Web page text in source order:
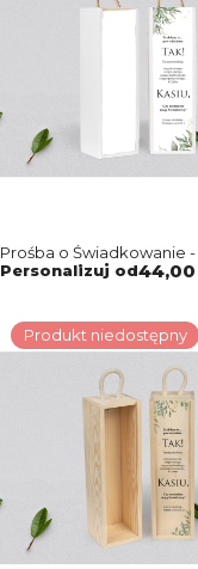
Prośba o Świadkowanie -
biała Leaves Motyw 3
Personalizuj od44,00
Produkt niedostępny